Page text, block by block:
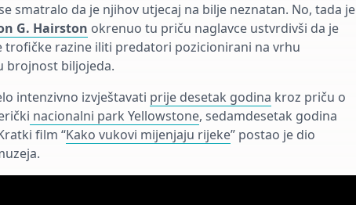
smatralo da je njihov utjecaj na bilje neznatan. No, tada je
G. Hairston okrenuo tu priču naglavce ustvrdivši da je
trofičke razine iliti predatori pozicionirani na vrhu
brojnost biljojeda.
intenzivno izvještavati prije desetak godina kroz priču o
nacionalni park Yellowstone, sedamdesetak godina
film “Kako vukovi mijenjaju rijeke” postao je dio